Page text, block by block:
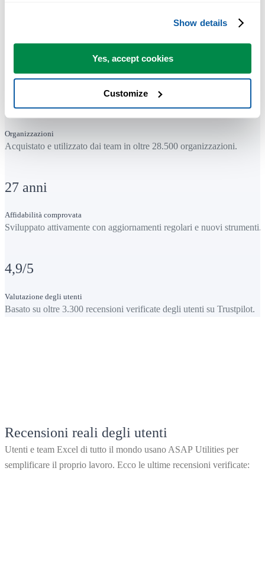
Show details
Yes, accept cookies
Customize
Risultati affidabili e prevedibili
28.500+
Organizzazioni
Acquistato e utilizzato dai team in oltre 28.500 organizzazioni.
27 anni
Affidabilità comprovata
Sviluppato attivamente con aggiornamenti regolari e nuovi strumenti.
4,9/5
Valutazione degli utenti
Basato su oltre 3.300 recensioni verificate degli utenti su Trustpilot.
Recensioni reali degli utenti
Utenti e team Excel di tutto il mondo usano ASAP Utilities per
semplificare il proprio lavoro. Ecco le ultime recensioni verificate: